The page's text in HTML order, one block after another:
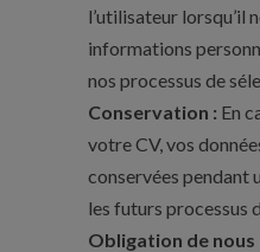
l’utilisateur lorsqu’il
informations
nos processus de
Conservation : En
votre CV, vos
conservées pendant
les futurs processus
Obligation de